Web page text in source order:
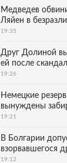
Медведев
Ляйен в
19:35
Друг Долиной
ей после
19:26
Немецкие
вынуждены
19:21
В Болгарии
взорвавшегося
19:12